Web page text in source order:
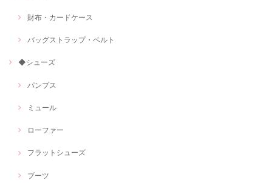
財布・カードケース
バッグストラップ・ベルト
◆シューズ
パンプス
ミュール
ローファー
フラットシューズ
ブーツ